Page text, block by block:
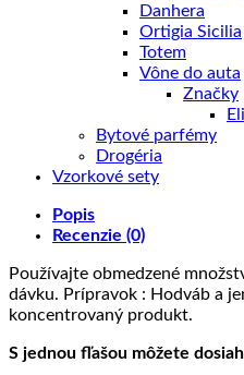
Danhera
Ortigia Sicilia
Totem
Vône do auta
Značky
Bytové parfémy
Drogéria
Vzorkové sety
Popis
Recenzie (0)
Používajte obmedzené
dávku. Prípravok : Hodváb a
koncentrovaný produkt.
S jednou fľašou môžete